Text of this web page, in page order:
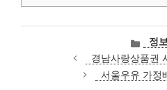
카
테
고
리
정보
경남사랑상품권
서울우유 가정